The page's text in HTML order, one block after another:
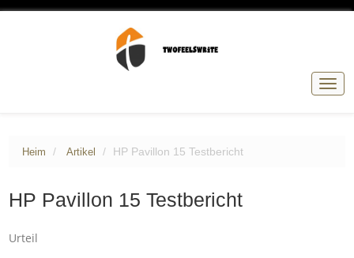
Heim Artikel HP Pavillon 15 Testbericht
HP Pavillon 15 Testbericht
Urteil